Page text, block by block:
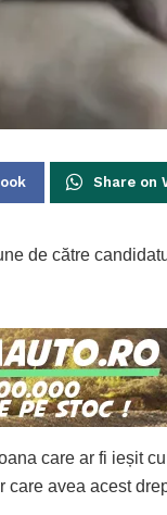
Share on
de către
care ar fi ieșit
care avea acest